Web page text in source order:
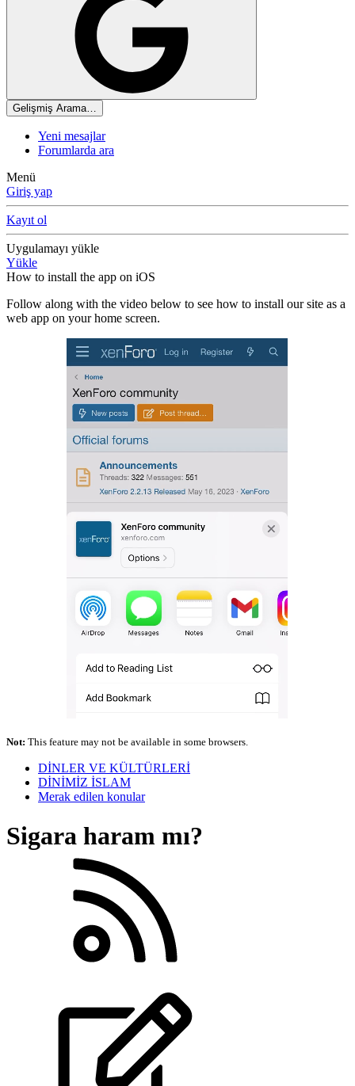
Gelişmiş Arama…
Yeni mesajlar
Forumlarda ara
Menü
Giriş yap
Kayıt ol
Uygulamayı yükle
Yükle
How to install the app on iOS
Follow along with the video below to see how to install our site as a
web app on your home screen.
Not: This feature may not be available in some browsers.
DİNLER VE KÜLTÜRLERİ
DİNİMİZ İSLAM
Merak edilen konular
Sigara haram mı?